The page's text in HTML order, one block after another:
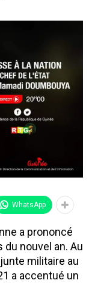
WhatsApp
a prononcé
nouvel an. Au
militaire au
a accentué un